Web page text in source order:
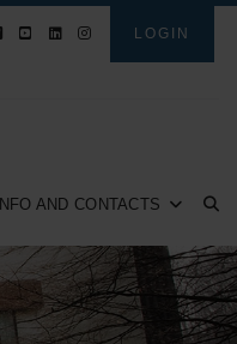
LOGIN
INFO AND CONTACTS